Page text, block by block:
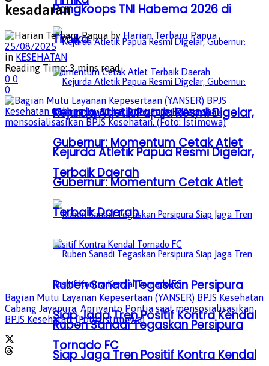
Kejurda Atletik Papua Resmi Digelar,
Gubernur: Momentum Cetak Atlet
Terbaik Daerah
Ruben Sanadi Tegaskan Persipura
Siap Jaga Tren Positif Kontra Kendal
Tornado FC
Pangkoops TNI Habema 2026 di
Timika
Kejurda Atletik Papua Resmi Digelar,
Gubernur: Momentum Cetak Atlet
Terbaik Daerah
Ruben Sanadi Tegaskan Persipura
Siap Jaga Tren Positif Kontra Kendal
kesadaran
by Harian Terbaru Papua
25/08/2025
in KESEHATAN
Reading Time: 3 mins read
0 0
0
Bagian Mutu Layanan Kepesertaan (YANSER) BPJS Kesehatan
Cabang Jayapura, Apriyanto Pontja saat mensosialisasikan
BPJS Kesehatan. (Foto: Istimewa)